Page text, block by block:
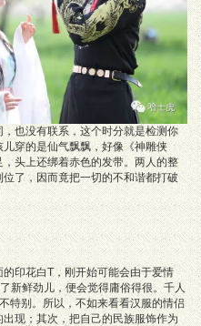
也没有联系，这个时分就是检测你
穿的是仙气飘飘，好像《神雕侠
头上还绑着赤色的发带。两人的整
了，因而竟把一切的不和谐都打破
印花白T，刚开始可能会由于爱情
新鲜劲儿，便会觉得庸俗得很。千人
特别。所以，不如来看看汉服的情侣
现；其次，把自己的民族服饰作为